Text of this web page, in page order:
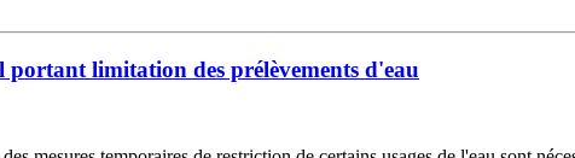
limitation des prélèvements d'eau